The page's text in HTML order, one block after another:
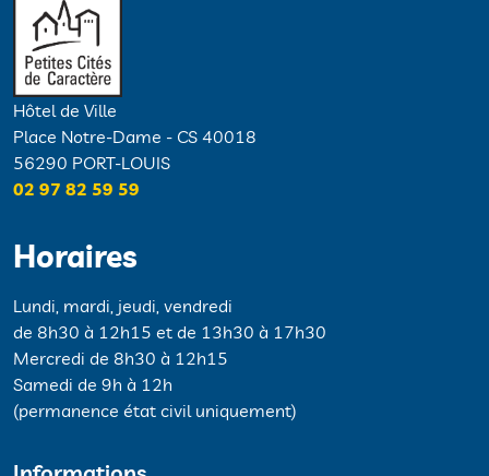
Hôtel de Ville
Place Notre-Dame - CS 40018
56290 PORT-LOUIS
02 97 82 59 59
Horaires
Lundi, mardi, jeudi, vendredi
de 8h30 à 12h15 et de 13h30 à 17h30
Mercredi de 8h30 à 12h15
Samedi de 9h à 12h
(permanence état civil uniquement)